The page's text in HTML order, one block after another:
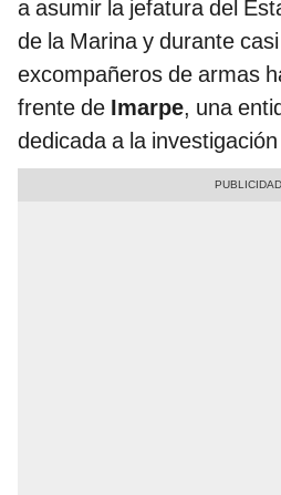
a asumir la jefatura del
de la Marina y durante
excompañeros de armas
frente de Imarpe, una
dedicada a la